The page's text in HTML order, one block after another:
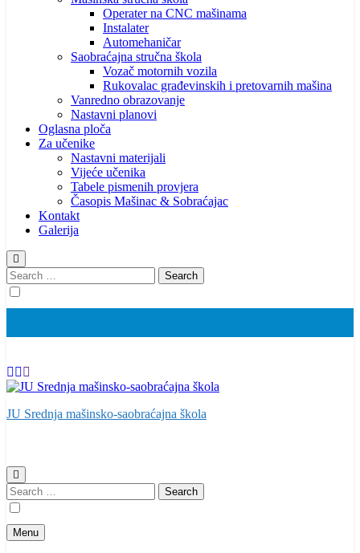
Operater na CNC mašinama
Instalater
Automehaničar
Saobraćajna stručna škola
Vozač motornih vozila
Rukovalac građevinskih i pretovarnih mašina
Vanredno obrazovanje
Nastavni planovi
Oglasna ploča
Za učenike
Nastavni materijali
Vijeće učenika
Tabele pismenih provjera
Časopis Mašinac & Sobraćajac
Kontakt
Galerija
Search
for:
JU Srednja mašinsko-saobraćajna škola
Search
for:
Menu